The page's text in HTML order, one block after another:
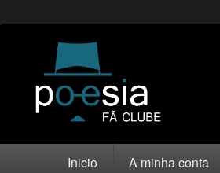
Inicio A minha conta